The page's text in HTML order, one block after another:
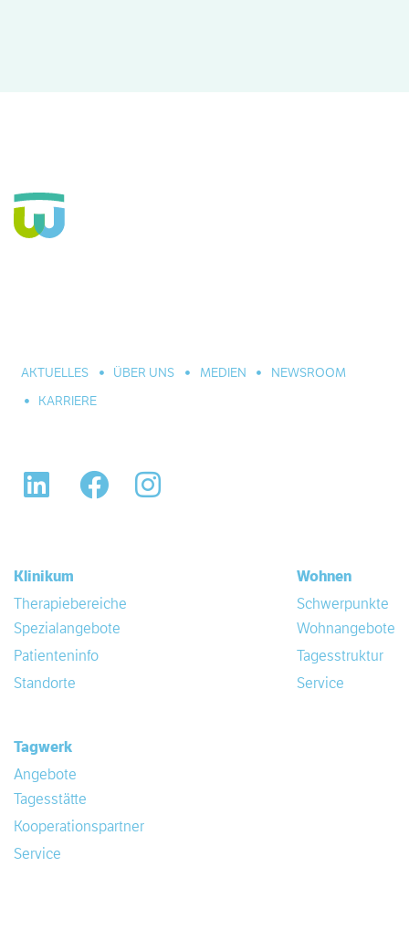
AKTUELLES ÜBER UNS MEDIEN
NEWSROOM
KARRIERE
LinkedIn Facebook
Klinikum
Therapiebereiche
Spezialangebote
Patienteninfo
Standorte
Wohnen
Schwerpunkte
Wohnangebote
Tagesstruktur
Service
Tagwerk
Angebote
Tagesstätte
Kooperationspartner
Service